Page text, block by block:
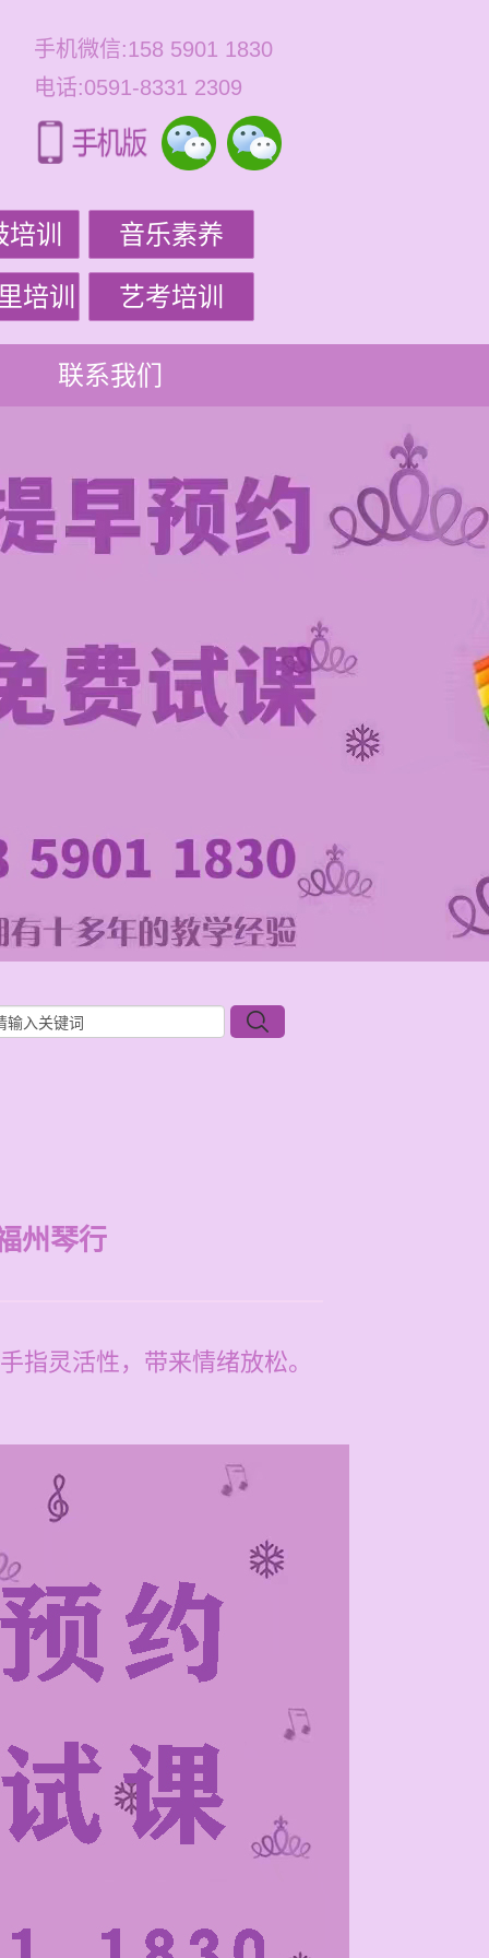
手机微信:158 5901 1830
电话:0591-8331 2309
训 音乐素养
培训 艺考培训
联系我们
州琴行
指灵活性，带来情绪放松。